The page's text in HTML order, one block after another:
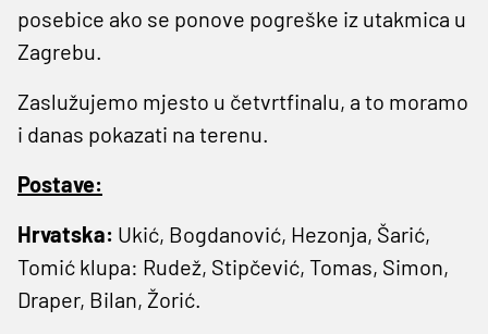
posebice ako se ponove pogreške iz utakmica u
Zagrebu.
Zaslužujemo mjesto u četvrtfinalu, a to moramo
i danas pokazati na terenu.
Postave:
Hrvatska: Ukić, Bogdanović, Hezonja, Šarić,
Tomić klupa: Rudež, Stipčević, Tomas, Simon,
Draper, Bilan, Žorić.